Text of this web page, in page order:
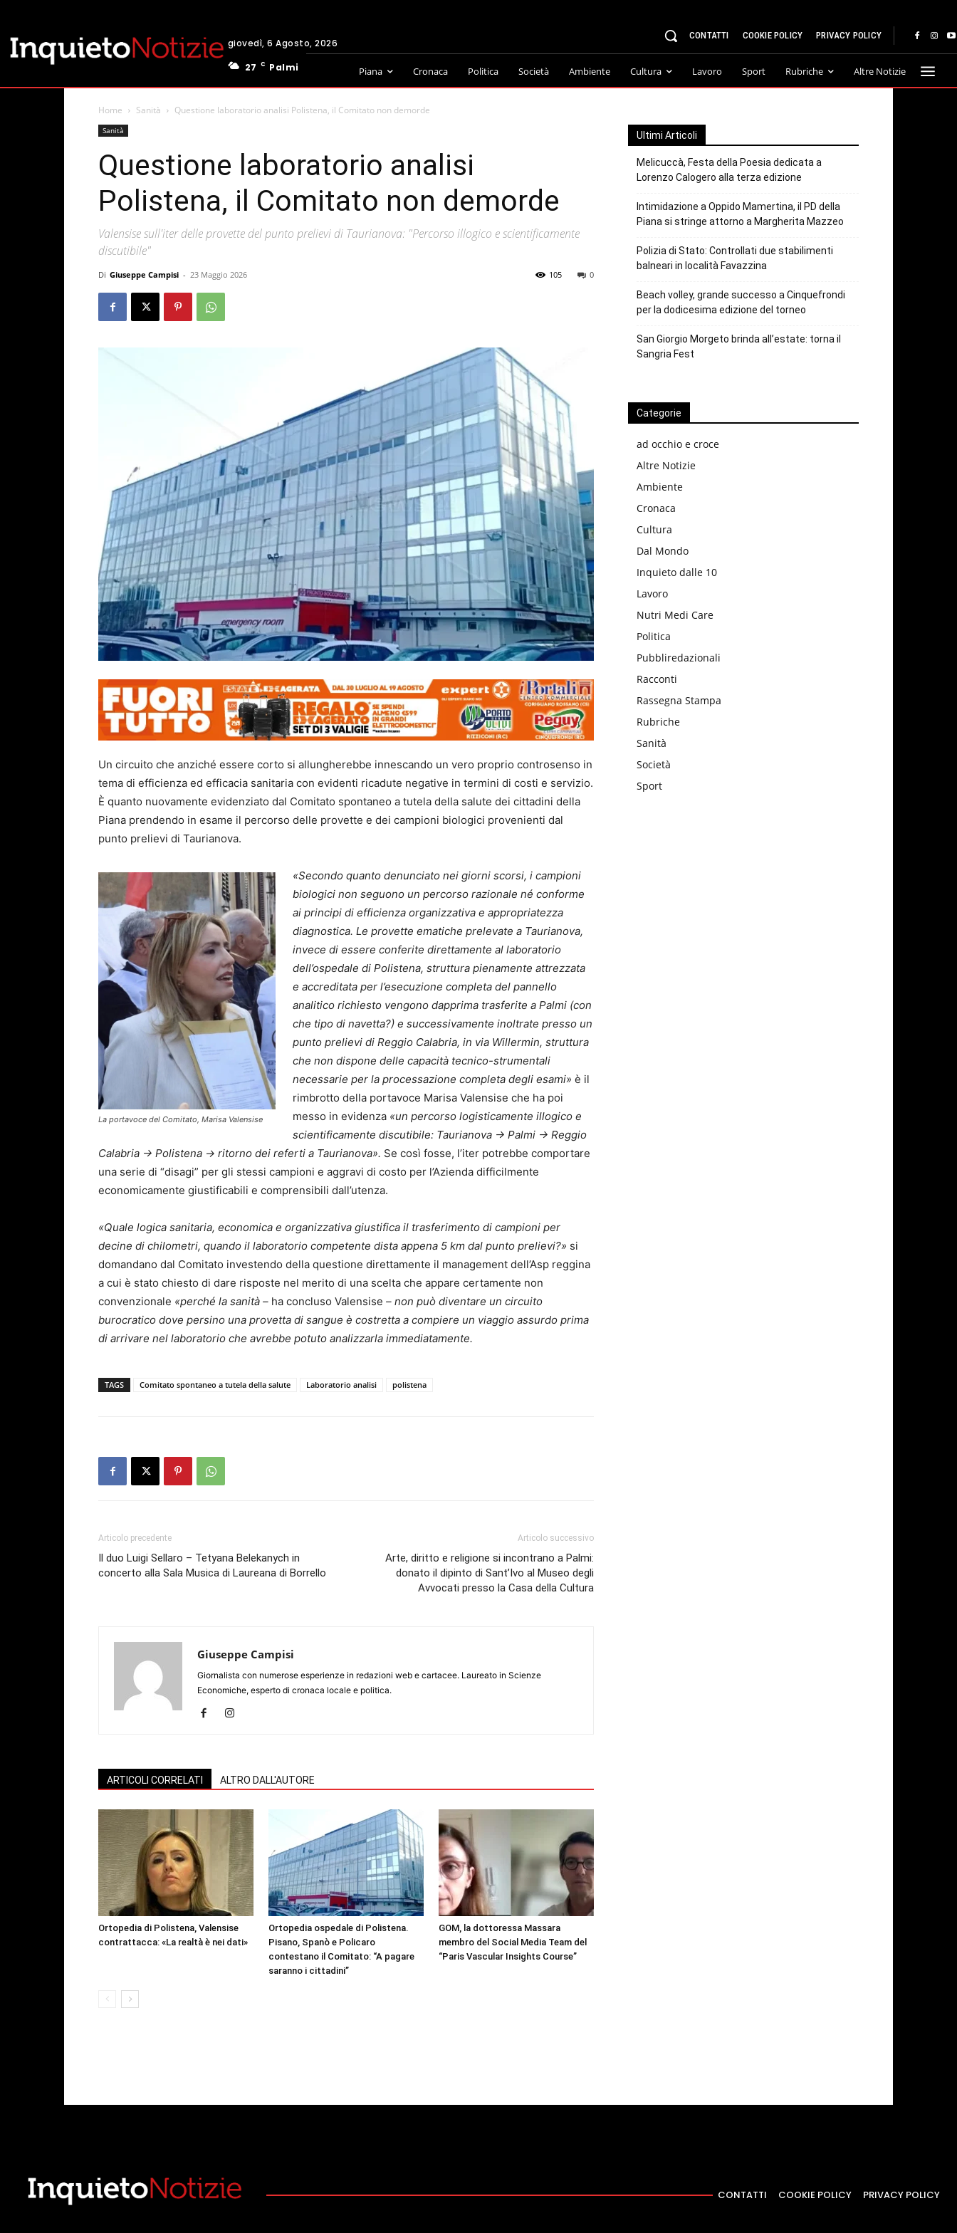
giovedì, 6 Agosto, 2026
27
C Palmi
CONTATTI COOKIE POLICY PRIVACY POLICY
Piana Cronaca Politica Società Ambiente Cultura Lavoro Sport Rubriche Altre Notizie
Home Sanità Questione laboratorio analisi Polistena, il Comitato non demorde
Sanità
Questione laboratorio analisi
Polistena, il Comitato non demorde
Valensise sull'iter delle provette del punto prelievi di Taurianova: "Percorso illogico e scientificamente
discutibile"
Di Giuseppe Campisi - 23 Maggio 2026 0
105
Un circuito che anziché essere corto si allungherebbe innescando un vero proprio controsenso in
tema di efficienza ed efficacia sanitaria con evidenti ricadute negative in termini di costi e servizio.
È quanto nuovamente evidenziato dal Comitato spontaneo a tutela della salute dei cittadini della
Piana prendendo in esame il percorso delle provette e dei campioni biologici provenienti dal
punto prelievi di Taurianova.
La portavoce del Comitato, Marisa Valensise
«Secondo quanto denunciato nei giorni scorsi, i campioni
biologici non seguono un percorso razionale né conforme
ai principi di efficienza organizzativa e appropriatezza
diagnostica. Le provette ematiche prelevate a Taurianova,
invece di essere conferite direttamente al laboratorio
dell’ospedale di Polistena, struttura pienamente attrezzata
e accreditata per l’esecuzione completa del pannello
analitico richiesto vengono dapprima trasferite a Palmi (con
che tipo di navetta?) e successivamente inoltrate presso un
punto prelievi di Reggio Calabria, in via Willermin, struttura
che non dispone delle capacità tecnico-strumentali
necessarie per la processazione completa degli esami» è il
rimbrotto della portavoce Marisa Valensise che ha poi
messo in evidenza «un percorso logisticamente illogico e
scientificamente discutibile: Taurianova → Palmi → Reggio
Calabria → Polistena → ritorno dei referti a Taurianova». Se così fosse, l’iter potrebbe comportare
una serie di “disagi” per gli stessi campioni e aggravi di costo per l’Azienda difficilmente
economicamente giustificabili e comprensibili dall’utenza.
«Quale logica sanitaria, economica e organizzativa giustifica il trasferimento di campioni per
decine di chilometri, quando il laboratorio competente dista appena 5 km dal punto prelievi?» si
domandano dal Comitato investendo della questione direttamente il management dell’Asp reggina
a cui è stato chiesto di dare risposte nel merito di una scelta che appare certamente non
convenzionale «perché la sanità – ha concluso Valensise – non può diventare un circuito
burocratico dove persino una provetta di sangue è costretta a compiere un viaggio assurdo prima
di arrivare nel laboratorio che avrebbe potuto analizzarla immediatamente.
TAGS Comitato spontaneo a tutela della salute Laboratorio analisi polistena
Articolo precedente
Il duo Luigi Sellaro – Tetyana Belekanych in
concerto alla Sala Musica di Laureana di Borrello
Articolo successivo
Arte, diritto e religione si incontrano a Palmi:
donato il dipinto di Sant’Ivo al Museo degli
Avvocati presso la Casa della Cultura
Giuseppe Campisi
Giornalista con numerose esperienze in redazioni web e cartacee. Laureato in Scienze
Economiche, esperto di cronaca locale e politica.
ARTICOLI CORRELATI ALTRO DALL'AUTORE
Ortopedia di Polistena, Valensise
contrattacca: «La realtà è nei dati»
Ortopedia ospedale di Polistena.
Pisano, Spanò e Policaro
contestano il Comitato: “A pagare
saranno i cittadini”
GOM, la dottoressa Massara
membro del Social Media Team del
“Paris Vascular Insights Course”
Ultimi Articoli
Melicuccà, Festa della Poesia dedicata a
Lorenzo Calogero alla terza edizione
Intimidazione a Oppido Mamertina, il PD della
Piana si stringe attorno a Margherita Mazzeo
Polizia di Stato: Controllati due stabilimenti
balneari in località Favazzina
Beach volley, grande successo a Cinquefrondi
per la dodicesima edizione del torneo
San Giorgio Morgeto brinda all’estate: torna il
Sangria Fest
Categorie
ad occhio e croce
Altre Notizie
Ambiente
Cronaca
Cultura
Dal Mondo
Inquieto dalle 10
Lavoro
Nutri Medi Care
Politica
Pubbliredazionali
Racconti
Rassegna Stampa
Rubriche
Sanità
Società
Sport
CONTATTI COOKIE POLICY PRIVACY POLICY